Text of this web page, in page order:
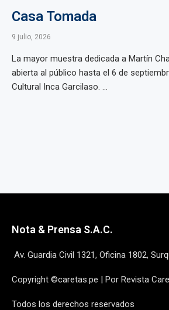
Casa Tomada
9 julio, 2026
La mayor muestra dedicada a Martín
abierta al público hasta el 6 de
Cultural Inca Garcilaso. ...
Nota & Prensa S.A.C.
Av. Guardia Civil 1321, Oficina 1802,
Copyright ©caretas.pe | Por Revista
Todos los derechos reservados